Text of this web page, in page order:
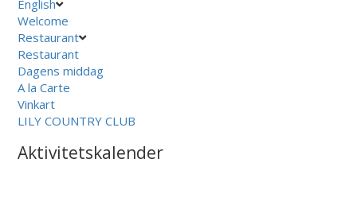
English
Welcome
Restaurant
Restaurant
Dagens middag
A la Carte
Vinkart
LILY COUNTRY CLUB
Aktivitetskalender